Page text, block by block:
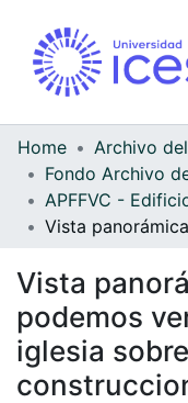
Home
Vista
podemos
iglesia